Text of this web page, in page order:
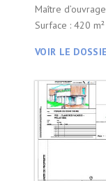
Maître
Surface : 420 m²
VOIR LE